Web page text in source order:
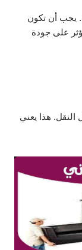
يجب أن تكون
على جودة
النقل. هذا يعني